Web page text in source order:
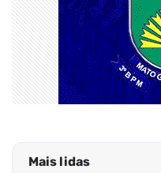
Mais lidas